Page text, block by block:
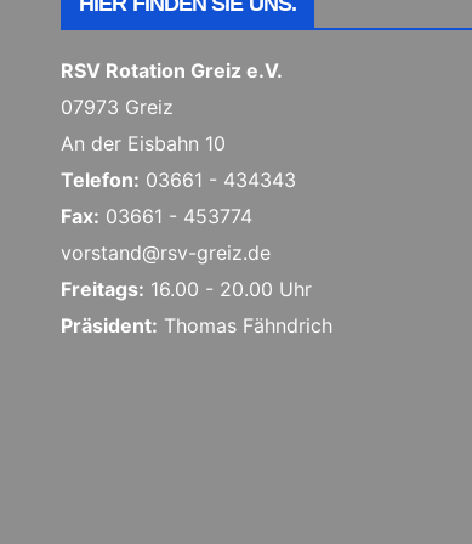
RSV Rotation Greiz e.V.
07973 Greiz
An der Eisbahn 10
Telefon: 03661 - 434343
Fax: 03661 - 453774
vorstand@rsv-greiz.de
Freitags: 16.00 - 20.00 Uhr
Präsident: Thomas Fähndrich